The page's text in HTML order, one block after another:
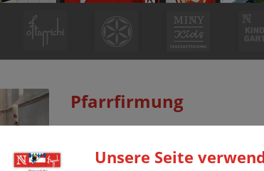
Pfarrfirmung
Unsere Seite